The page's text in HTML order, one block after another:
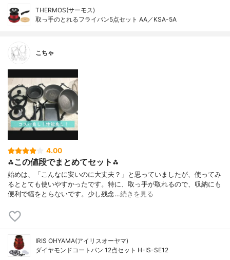
THERMOS(サーモス)
取っ手のとれるフライパン5点セット AA／KSA-5A
こちゃ
4.00
⁂この値段でまとめてセット⁂
始めは、「こんなに安いのに大丈夫？」と思っていましたが、使ってみ
るととても使いやすかったです。特に、取っ手が取れるので、収納にも
便利で幅をとらないです。少し残念…続きを見る
IRIS OHYAMA(アイリスオーヤマ)
ダイヤモンドコートパン 12点セット H-IS-SE12